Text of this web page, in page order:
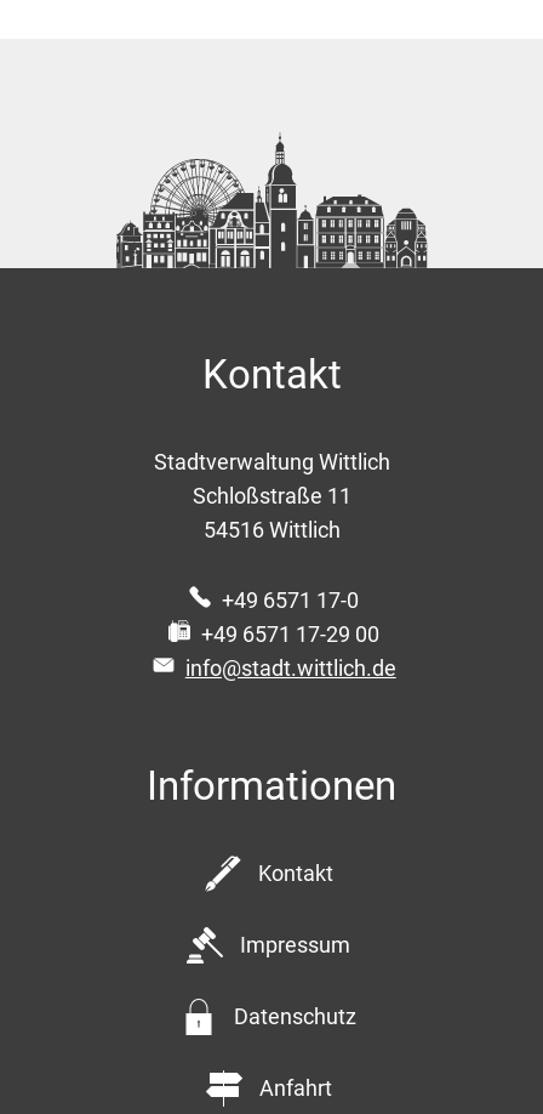
Kontakt
Stadtverwaltung Wittlich
Schloßstraße 11
54516 Wittlich
+49 6571 17-0
+49 6571 17-29 00
info@stadt.wittlich.de
Informationen
Kontakt
Impressum
Datenschutz
Anfahrt